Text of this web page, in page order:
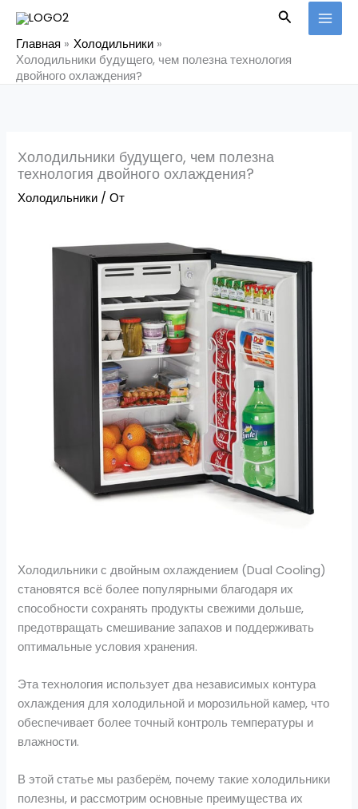
Перейти
содержимому
Поиск
Главная
Холодильники
Холодильники будущего, чем полезна технология
двойного охлаждения?
Холодильники будущего, чем полезна
технология двойного охлаждения?
Холодильники / От
Холодильники с двойным охлаждением (Dual Cooling)
становятся всё более популярными благодаря их
способности сохранять продукты свежими дольше,
предотвращать смешивание запахов и поддерживать
оптимальные условия хранения.
Эта технология использует два независимых контура
охлаждения для холодильной и морозильной камер, что
обеспечивает более точный контроль температуры и
влажности.
В этой статье мы разберём, почему такие холодильники
полезны, и рассмотрим основные преимущества их